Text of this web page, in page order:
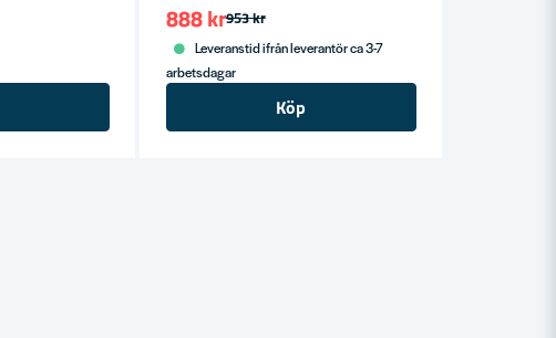
953 kr
888 kr
Leveranstid ifrån leverantör ca 3-7
arbetsdagar
Köp